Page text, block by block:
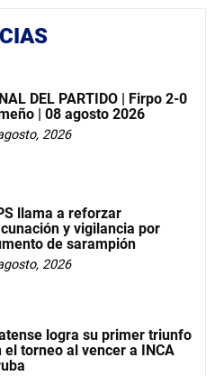
DEL PARTIDO | Firpo 2-0
| 08 agosto 2026
2026
llama a reforzar
y vigilancia por
de sarampión
2026
logra su primer triunfo
el torneo al vencer a INCA